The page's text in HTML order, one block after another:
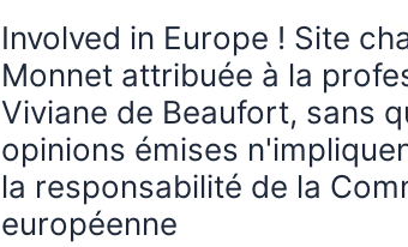
Involved in Europe ! Site
Monnet attribuée à la
Viviane de Beaufort, sans
opinions émises
la responsabilité de la
européenne